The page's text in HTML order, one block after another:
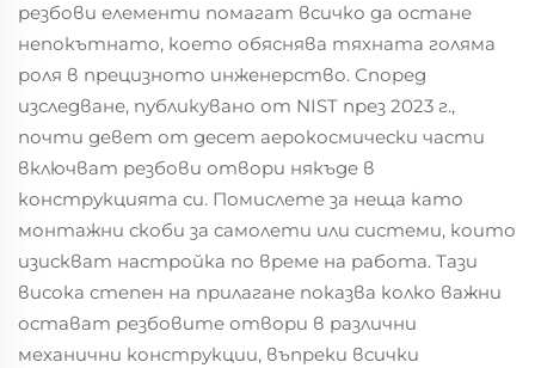
резбови елементи помагат всичко да остане
непокътнато, което обяснява тяхната голяма
роля в прецизното инженерство. Според
изследване, публикувано от NIST през 2023 г.,
почти девет от десет аерокосмически части
включват резбови отвори някъде в
конструкцията си. Помислете за неща като
монтажни скоби за самолети или системи, които
изискват настройка по време на работа. Тази
висока степен на прилагане показва колко важни
остават резбовите отвори в различни
механични конструкции, въпреки всички